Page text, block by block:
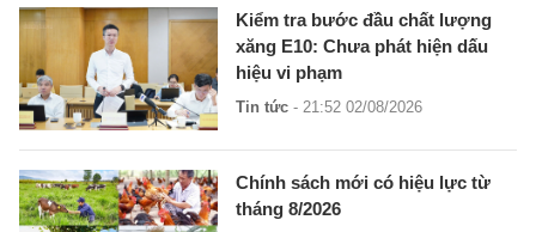
Kiểm tra bước đầu chất lượng
xăng E10: Chưa phát hiện dấu
hiệu vi phạm
Tin tức - 21:52 02/08/2026
Chính sách mới có hiệu lực từ
tháng 8/2026